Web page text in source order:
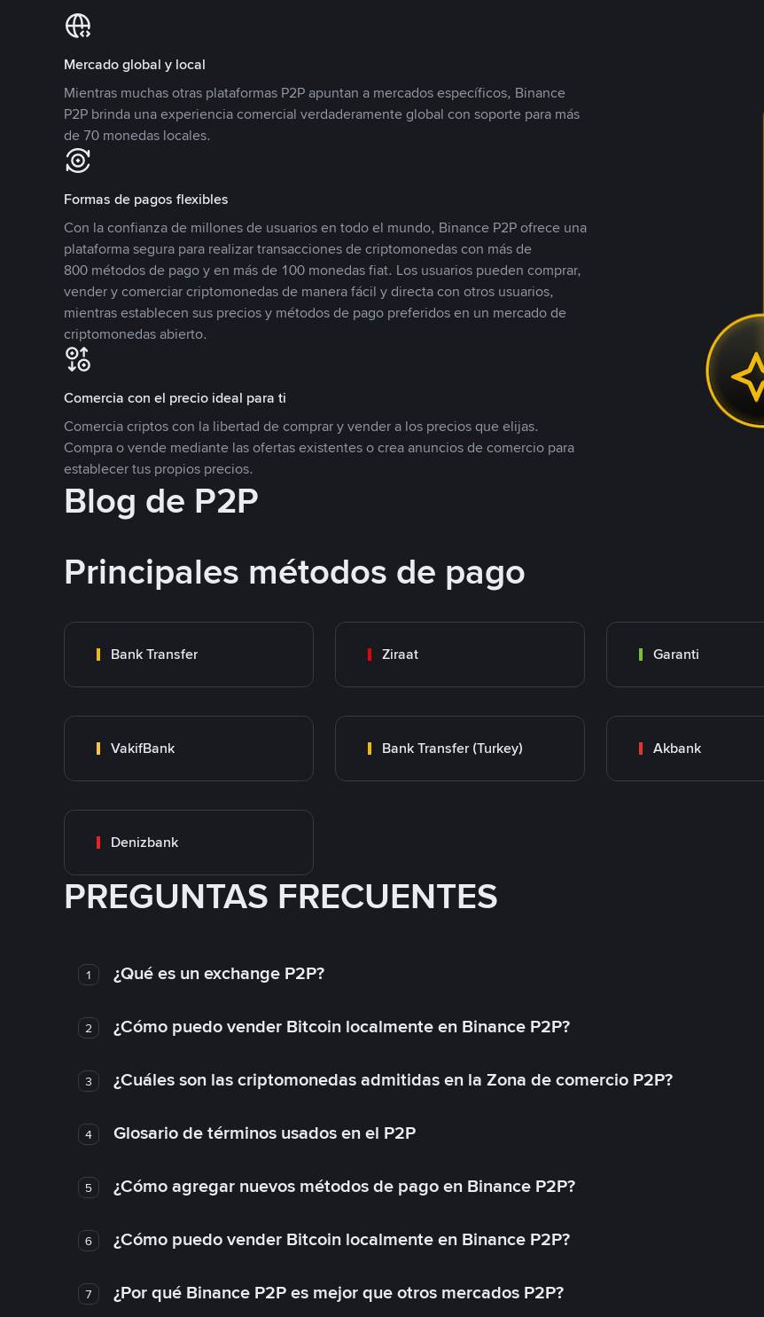
Mercado global y local
Mientras muchas otras plataformas P2P apuntan a mercados específicos, Binance
P2P brinda una experiencia comercial verdaderamente global con soporte para más
de 70 monedas locales.
Formas de pagos flexibles
Con la confianza de millones de usuarios en todo el mundo, Binance P2P ofrece una
plataforma segura para realizar transacciones de criptomonedas con más de
800 métodos de pago y en más de 100 monedas fiat. Los usuarios pueden comprar,
vender y comerciar criptomonedas de manera fácil y directa con otros usuarios,
mientras establecen sus precios y métodos de pago preferidos en un mercado de
criptomonedas abierto.
Comercia con el precio ideal para ti
Comercia criptos con la libertad de comprar y vender a los precios que elijas.
Compra o vende mediante las ofertas existentes o crea anuncios de comercio para
establecer tus propios precios.
Blog de P2P
Principales métodos de pago
Bank Transfer Ziraat Garanti
VakifBank Bank Transfer (Turkey) Akbank
Denizbank
PREGUNTAS FRECUENTES
1 ¿Qué es un exchange P2P?
2 ¿Cómo puedo vender Bitcoin localmente en Binance P2P?
3 ¿Cuáles son las criptomonedas admitidas en la Zona de comercio P2P?
4 Glosario de términos usados en el P2P
5 ¿Cómo agregar nuevos métodos de pago en Binance P2P?
6 ¿Cómo puedo vender Bitcoin localmente en Binance P2P?
7 ¿Por qué Binance P2P es mejor que otros mercados P2P?